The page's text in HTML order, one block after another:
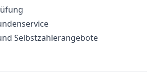
Selbstzahlerangebote